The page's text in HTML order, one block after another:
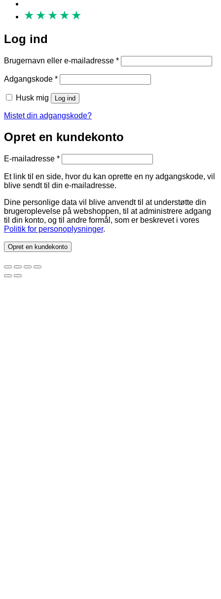
★ ★ ★ ★ ★
Log ind
Brugernavn eller e-mailadresse *Påkrævet
Adgangskode *Påkrævet
Husk mig Log ind
Mistet din adgangskode?
Opret en kundekonto
E-mailadresse *Påkrævet
Et link til en side, hvor du kan oprette en ny adgangskode, vil
blive sendt til din e-mailadresse.
Dine personlige data vil blive anvendt til at understøtte din
brugeroplevelse på webshoppen, til at administrere adgang
til din konto, og til andre formål, som er beskrevet i vores
Politik for personoplysninger.
Opret en kundekonto